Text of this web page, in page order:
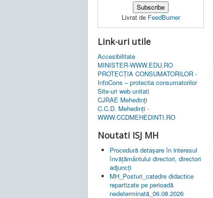
Livrat de FeedBurner
Link-uri utile
Accesibilitate
MINISTER-WWW.EDU.RO
PROTECȚIA CONSUMATORILOR -
InfoCons – protectia consumatorilor
Site-uri web unitati
CJRAE Mehedinți
C.C.D. Mehedinţi -
WWW.CCDMEHEDINTI.RO
Noutati ISJ MH
Procedură detașare în interesul
învățământului directori, directori
adjuncți
MH_Posturi_catedre didactice
repartizate pe perioadă
nedeterminată_06.08.2026